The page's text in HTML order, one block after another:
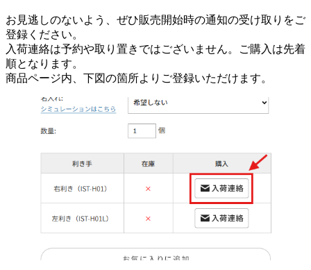
お見逃しのないよう、ぜひ販売開始時の通知の受け取りをご
登録ください。
入荷連絡は予約や取り置きではございません。ご購入は先着
順となります。
商品ページ内、下図の箇所よりご登録いただけます。